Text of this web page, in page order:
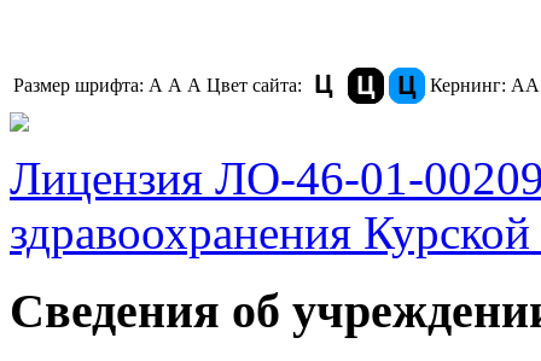
Размер шрифта: A A A Цвет сайта: Кернинг: АА
Лицензия ЛО-46-01-
здравоохранения
Сведения об